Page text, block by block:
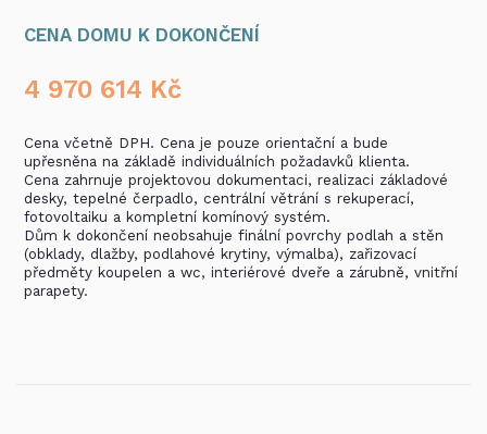
CENA DOMU K DOKONČENÍ
4 970 614 Kč
Cena včetně DPH. Cena je pouze orientační a bude
upřesněna na základě individuálních požadavků klienta.
Cena zahrnuje projektovou dokumentaci, realizaci základové
desky, tepelné čerpadlo, centrální větrání s rekuperací,
fotovoltaiku a kompletní komínový systém.
Dům k dokončení neobsahuje finální povrchy podlah a stěn
(obklady, dlažby, podlahové krytiny, výmalba), zařizovací
předměty koupelen a wc, interiérové dveře a zárubně, vnitřní
parapety.